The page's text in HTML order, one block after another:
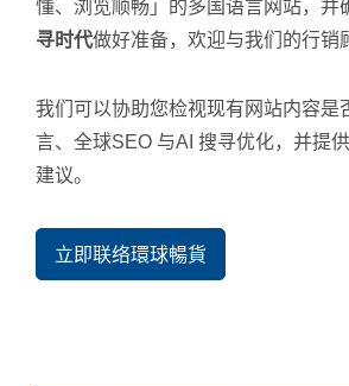
懂、浏览顺畅」的多国语言网站，并
寻时代做好准备，欢迎与我们的行销
我们可以协助您检视现有网站内容是
言、全球SEO 与AI 搜寻优化，并提
建议。
立即联络環球暢貨